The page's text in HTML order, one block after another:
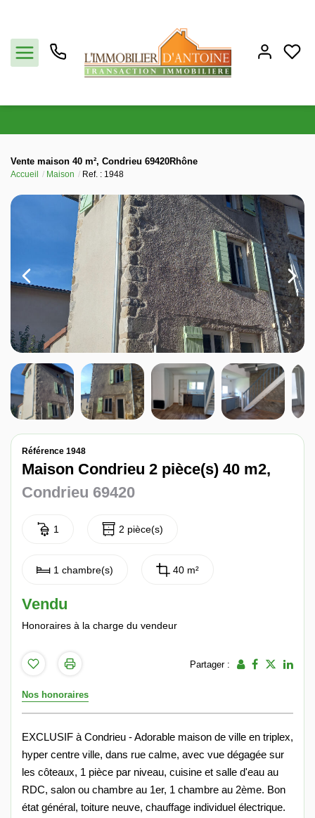
Vendre
Estimation
Notre agence
Partenaires
Nos avis
Contact
Vente maison 40 m², Condrieu 69420Rhône
Accueil Maison Ref. : 1948
Référence 1948
Maison Condrieu 2 pièce(s) 40 m2,
Condrieu 69420
1 2 pièce(s)
1 chambre(s) 40 m²
Vendu
Honoraires à la charge du vendeur
Partager :
Nos honoraires
EXCLUSIF à Condrieu - Adorable maison de ville en triplex,
hyper centre ville, dans rue calme, avec vue dégagée sur
les côteaux, 1 pièce par niveau, cuisine et salle d'eau au
RDC, salon ou chambre au 1er, 1 chambre au 2ème. Bon
état général, toiture neuve, chauffage individuel électrique.